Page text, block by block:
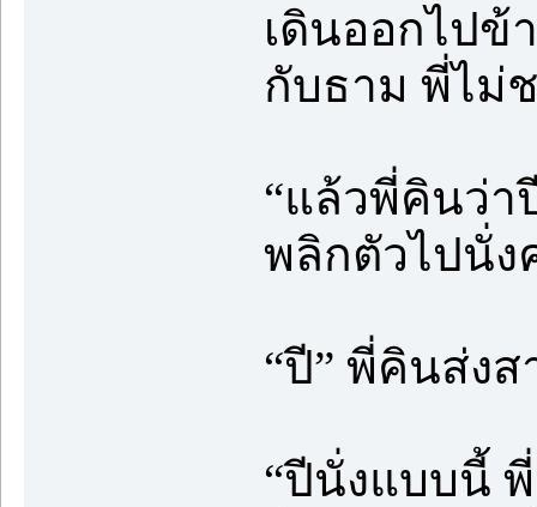
เดินออกไปข้
กับธาม พี่ไม่
“แล้วพี่คินว่า
พลิกตัวไปนั่ง
“ปี” พี่คินส่ง
“ปีนั่งแบบนี้